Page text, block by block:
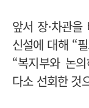
앞서 장·차관
신설에 대해 “
“복지부와 논
다소 선회한 것